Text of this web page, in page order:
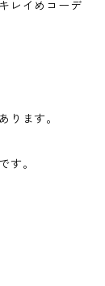
レイめコーデ
ります。
す。